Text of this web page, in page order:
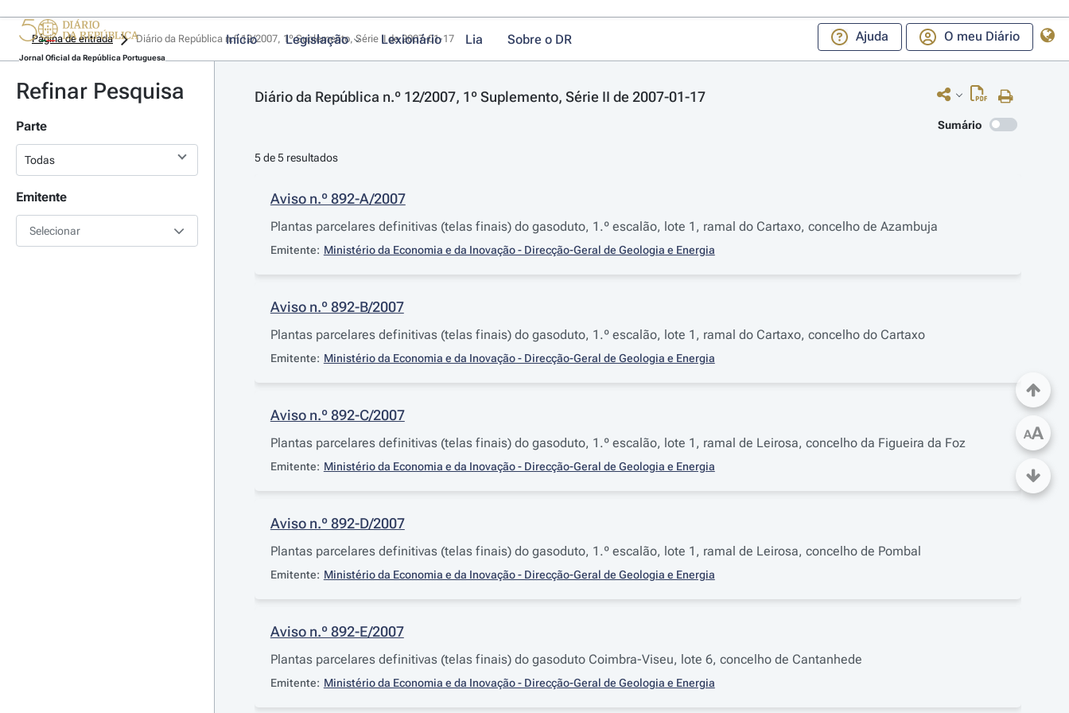
Jornal Oficial da República Portuguesa
Início Legislação Lexionário Lia Sobre o DR Ajuda O meu Diário
Página de entrada Diário da República n.º 12/2007, 1º Suplemento, Série II de 2007-01-17
Refinar Pesquisa
Parte
Emitente
Selecionar
Diário da República n.º 12/2007, 1º Suplemento, Série II de 2007-01-17
Sumário
5 de 5 resultados
Aviso n.º 892-A/2007
Plantas parcelares definitivas (telas finais) do gasoduto, 1.º escalão, lote 1, ramal do Cartaxo, concelho de Azambuja
Emitente: Ministério da Economia e da Inovação - Direcção-Geral de Geologia e Energia
Aviso n.º 892-B/2007
Plantas parcelares definitivas (telas finais) do gasoduto, 1.º escalão, lote 1, ramal do Cartaxo, concelho do Cartaxo
Emitente: Ministério da Economia e da Inovação - Direcção-Geral de Geologia e Energia
Aviso n.º 892-C/2007
Plantas parcelares definitivas (telas finais) do gasoduto, 1.º escalão, lote 1, ramal de Leirosa, concelho da Figueira da Foz
Emitente: Ministério da Economia e da Inovação - Direcção-Geral de Geologia e Energia
Aviso n.º 892-D/2007
Plantas parcelares definitivas (telas finais) do gasoduto, 1.º escalão, lote 1, ramal de Leirosa, concelho de Pombal
Emitente: Ministério da Economia e da Inovação - Direcção-Geral de Geologia e Energia
Aviso n.º 892-E/2007
Plantas parcelares definitivas (telas finais) do gasoduto Coimbra-Viseu, lote 6, concelho de Cantanhede
Emitente: Ministério da Economia e da Inovação - Direcção-Geral de Geologia e Energia
AA